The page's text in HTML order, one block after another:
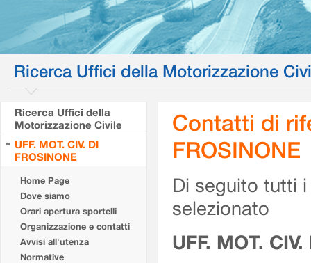
Ricerca Uffici della Motorizzazione
Ricerca Uffici della
Motorizzazione Civile
UFF. MOT. CIV. DI
FROSINONE
Home Page
Dove siamo
Orari apertura sportelli
Organizzazione e contatti
Avvisi all'utenza
Normative
Contatti di
FROSINONE
Di seguito tutti
selezionato
UFF. MOT.